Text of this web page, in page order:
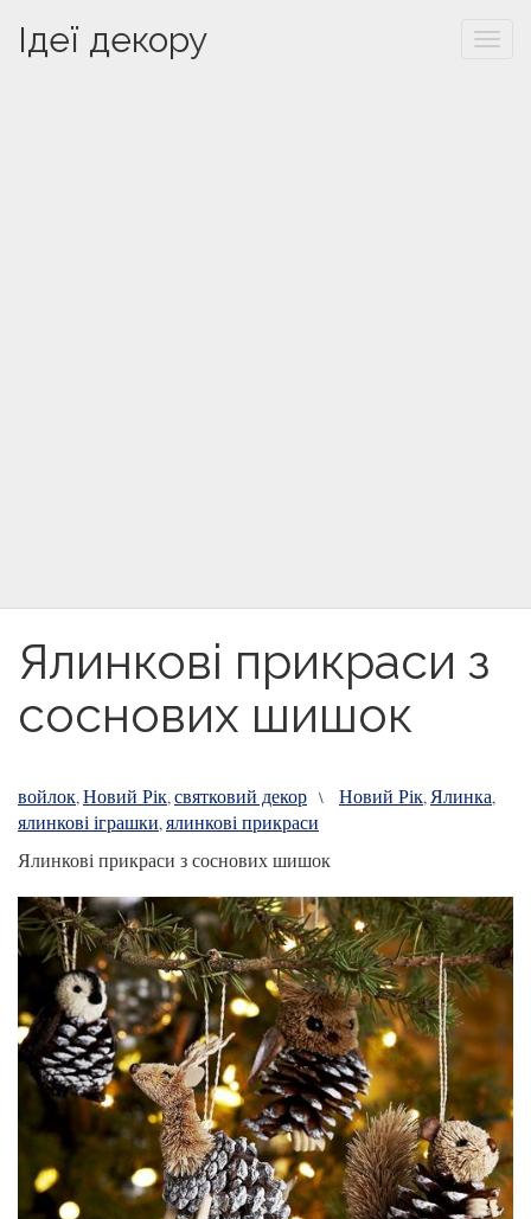
Ідеї декору
Ялинкові прикраси з
соснових шишок
войлок,Новий Рік,святковий декор \ Новий Рік, Ялинка,
ялинкові іграшки,ялинкові прикраси
Ялинкові прикраси з соснових шишок